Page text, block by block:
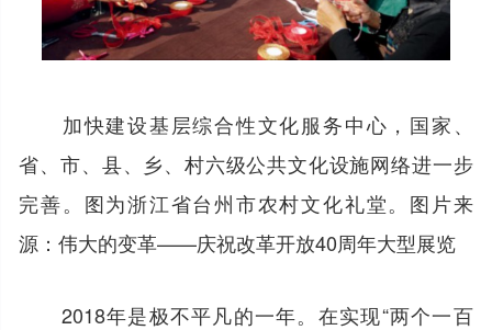
加快建设基层综合性文化服务中心，国家、
省、市、县、乡、村六级公共文化设施网络进一步
完善。图为浙江省台州市农村文化礼堂。图片来
源：伟大的变革——庆祝改革开放40周年大型展览
2018年是极不平凡的一年。在实现“两个一百